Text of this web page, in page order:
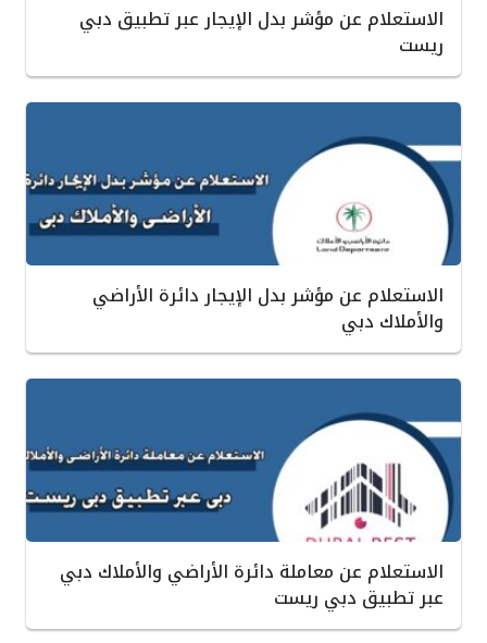
الاستعلام عن مؤشر بدل الإيجار عبر تطبيق دبي
ريست‎ ‎
الاستعلام عن مؤشر بدل الإيجار دائرة الأراضي
والأملاك دبي
الاستعلام عن معاملة دائرة الأراضي والأملاك دبي
عبر تطبيق دبي ريست